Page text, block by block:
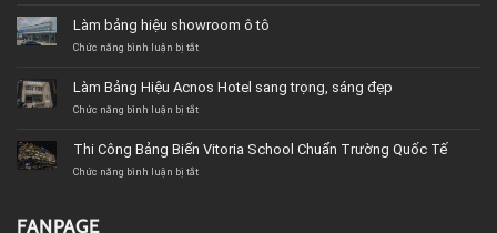
chicken
road
Làm bảng hiệu showroom ô tô
Chức năng bình luận bị tắtở
hiệu
showroom
Làm Bảng Hiệu Acnos Hotel sang trọng, sáng đẹp
Chức năng bình luận bị tắtở
Hiệu
Acnos
Thi Công Bảng Biển Vitoria School Chuẩn Trường Quốc Tế
Chức năng bình luận bị tắtở
FANPAGE